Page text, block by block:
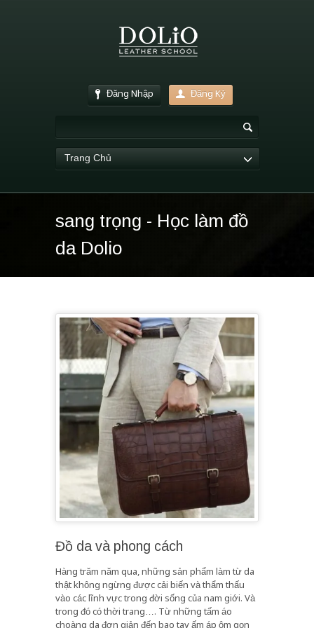
Đăng Nhập Đăng Ký
Trang Chủ
sang trọng - Học làm đồ
da Dolio
Đồ da và phong cách
Hàng trăm năm qua, những sản phẩm làm từ da
thật không ngừng được cải biến và thẩm thấu
vào các lĩnh vực trong đời sống của nam giới. Và
trong đó có thời trang…. Từ những tấm áo
choàng da đơn giản đến bao tay ấm áp ôm gọn